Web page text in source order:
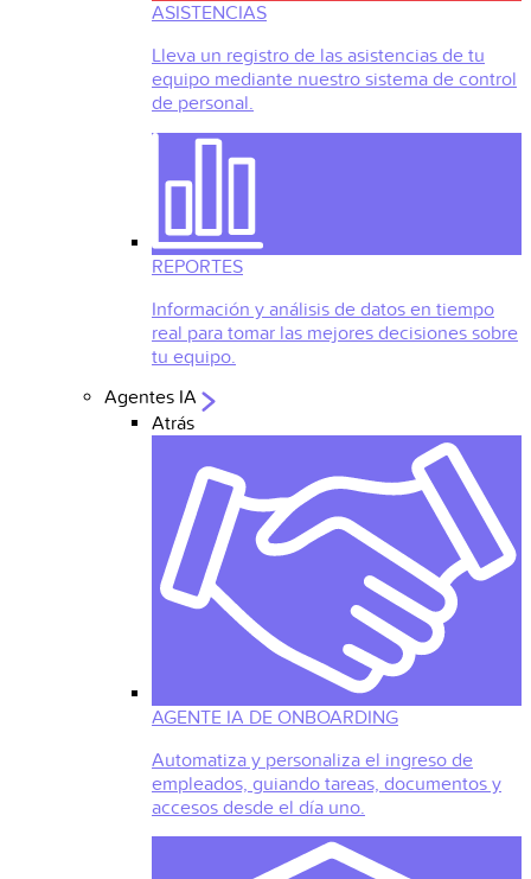
ASISTENCIAS
Lleva un registro de las asistencias de tu
equipo mediante nuestro sistema de control
de personal.
REPORTES
Información y análisis de datos en tiempo
real para tomar las mejores decisiones sobre
tu equipo.
Agentes IA
Atrás
AGENTE IA DE ONBOARDING
Automatiza y personaliza el ingreso de
empleados, guiando tareas, documentos y
accesos desde el día uno.